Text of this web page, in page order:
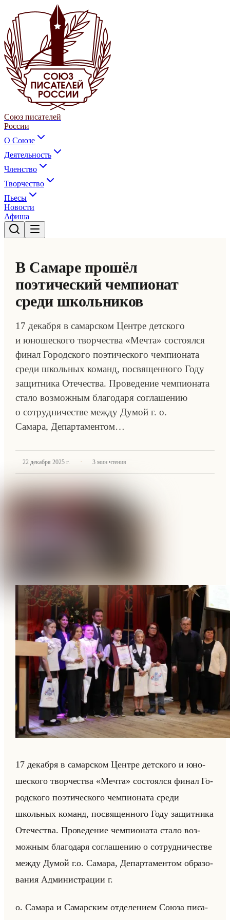
Союз писателей
России
О Союзе
Деятельность
Членство
Творчество
Пьесы
Новости
Афиша
В Самаре прошёл
поэтический чемпионат
среди школьников
17 декабря в самарском Центре детского
и юношеского творчества «Мечта» состоялся
финал Городского поэтического чемпионата
среди школьных команд, посвященного Году
защитника Отечества. Проведение чемпионата
стало возможным благодаря соглашению
о сотрудничестве между Думой г. о.
Самара, Департаментом…
22 декабря 2025 г. · 3 мин чтения
17 де­каб­ря в са­мар­ском Цен­тре дет­ско­го и юно­
ше­ско­го твор­че­ства «Мечта» со­сто­ял­ся финал Го­
род­ско­го по­эти­че­ско­го чем­пи­она­та среди
школьных ко­манд, по­свя­щен­но­го Году за­щит­ни­ка
Оте­че­ства. Про­ве­де­ние чем­пи­она­та стало воз­
мож­ным бла­го­да­ря со­гла­ше­нию о со­труд­ни­че­стве
между Думой г.о. Са­ма­ра, Де­пар­та­мен­том об­ра­зо­
ва­ния Ад­ми­ни­стра­ции г.
о. Са­ма­ра и Са­мар­ским от­де­ле­ни­ем Союза пи­са­